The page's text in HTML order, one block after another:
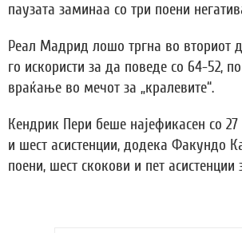
паузата заминаа со три поени
Реал Мадрид лошо тргна во вториот
го искористи за да поведе со 64-52,
враќање во мечот за „кралевите“.
Кендрик Пери беше најефикасен со
и шест асистенции, додека Факундо
поени, шест скокови и пет